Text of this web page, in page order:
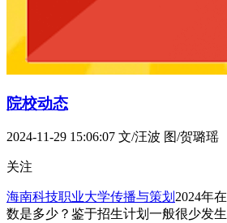
院校动态
2024-11-29 15:06:07 文/汪波 图/贺璐瑶
关注
海南科技职业大学传播与策划 2024年
数是多少？鉴于招生计划一般很少发